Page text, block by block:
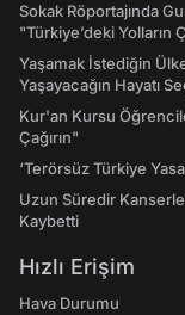
Sokak Röportajında
"Türkiye’deki Yolların
Yaşamak İstediğin
Yaşayacağın Hayatı
Kur'an Kursu
Çağırın"
‘Terörsüz Türkiye
Uzun Süredir Kanserle
Kaybetti
Hızlı Erişim
Hava Durumu